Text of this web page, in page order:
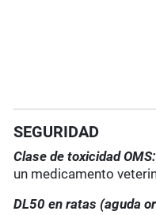
SEGURIDAD
Clase de toxicidad OMS:
un medicamento
DL50 en ratas (aguda